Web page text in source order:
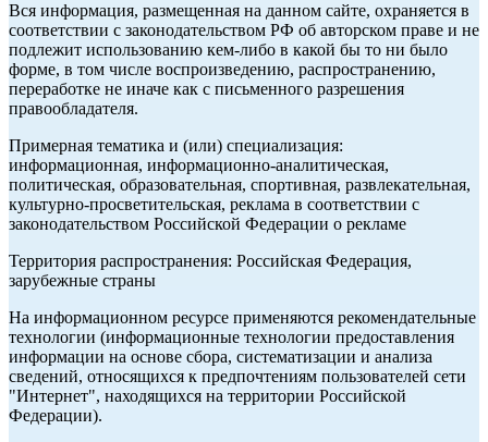
Вся информация, размещенная на данном сайте, охраняется в
соответствии с законодательством РФ об авторском праве и не
подлежит использованию кем-либо в какой бы то ни было
форме, в том числе воспроизведению, распространению,
переработке не иначе как с письменного разрешения
правообладателя.
Примерная тематика и (или) специализация:
информационная, информационно-аналитическая,
политическая, образовательная, спортивная, развлекательная,
культурно-просветительская, реклама в соответствии с
законодательством Российской Федерации о рекламе
Территория распространения: Российская Федерация,
зарубежные страны
На информационном ресурсе применяются рекомендательные
технологии (информационные технологии предоставления
информации на основе сбора, систематизации и анализа
сведений, относящихся к предпочтениям пользователей сети
"Интернет", находящихся на территории Российской
Федерации).